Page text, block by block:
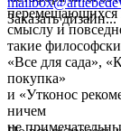
перемещающихся
смыслу и
такие
«Все для сада»,
покупка»
и «Утконос
ничем
не
Заказать дизайн...